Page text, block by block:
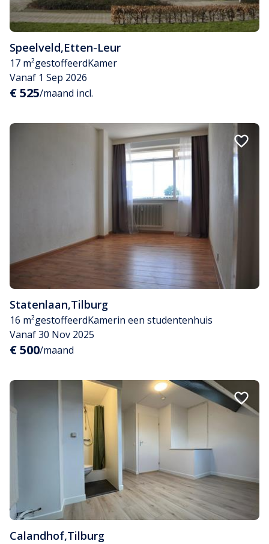
Speelveld,Etten-Leur
17 m²gestoffeerdKamer
Vanaf 1 Sep 2026
€ 525/maand incl.
Statenlaan,Tilburg
16 m²gestoffeerdKamerin een studentenhuis
Vanaf 30 Nov 2025
€ 500/maand
Calandhof,Tilburg